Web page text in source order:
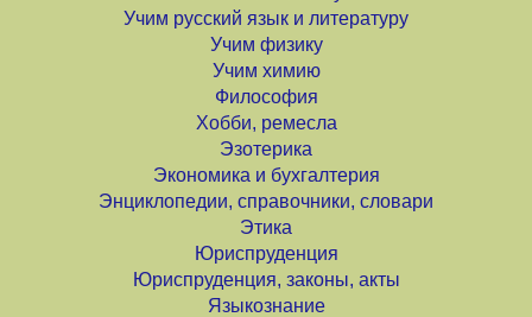
Учим русский язык и литературу
Учим физику
Учим химию
Философия
Хобби, ремесла
Эзотерика
Экономика и бухгалтерия
Энциклопедии, справочники, словари
Этика
Юриспруденция
Юриспруденция, законы, акты
Языкознание